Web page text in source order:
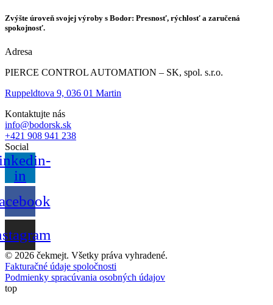
Zvýšte úroveň svojej výroby s Bodor: Presnosť, rýchlosť a zaručená
spokojnosť.
Adresa
PIERCE CONTROL AUTOMATION – SK, spol. s.r.o.
Ruppeldtova 9, 036 01 Martin
Kontaktujte nás
info@bodorsk.sk
+421 908 941 238
Social
in
© 2026 čekmejt. Všetky práva vyhradené.
Fakturačné údaje spoločnosti
Podmienky spracúvania osobných údajov
top